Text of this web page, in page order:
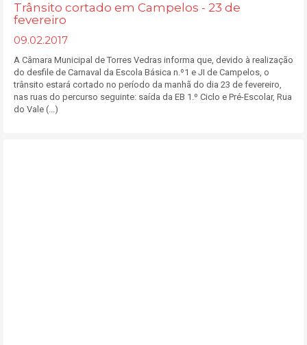
Trânsito cortado em Campelos - 23 de
fevereiro
09.02.2017
A Câmara Municipal de Torres Vedras informa que, devido à realização
do desfile de Carnaval da Escola Básica n.º1 e JI de Campelos, o
trânsito estará cortado no período da manhã do dia 23 de fevereiro,
nas ruas do percurso seguinte: saída da EB 1.º Ciclo e Pré-Escolar, Rua
do Vale (...)